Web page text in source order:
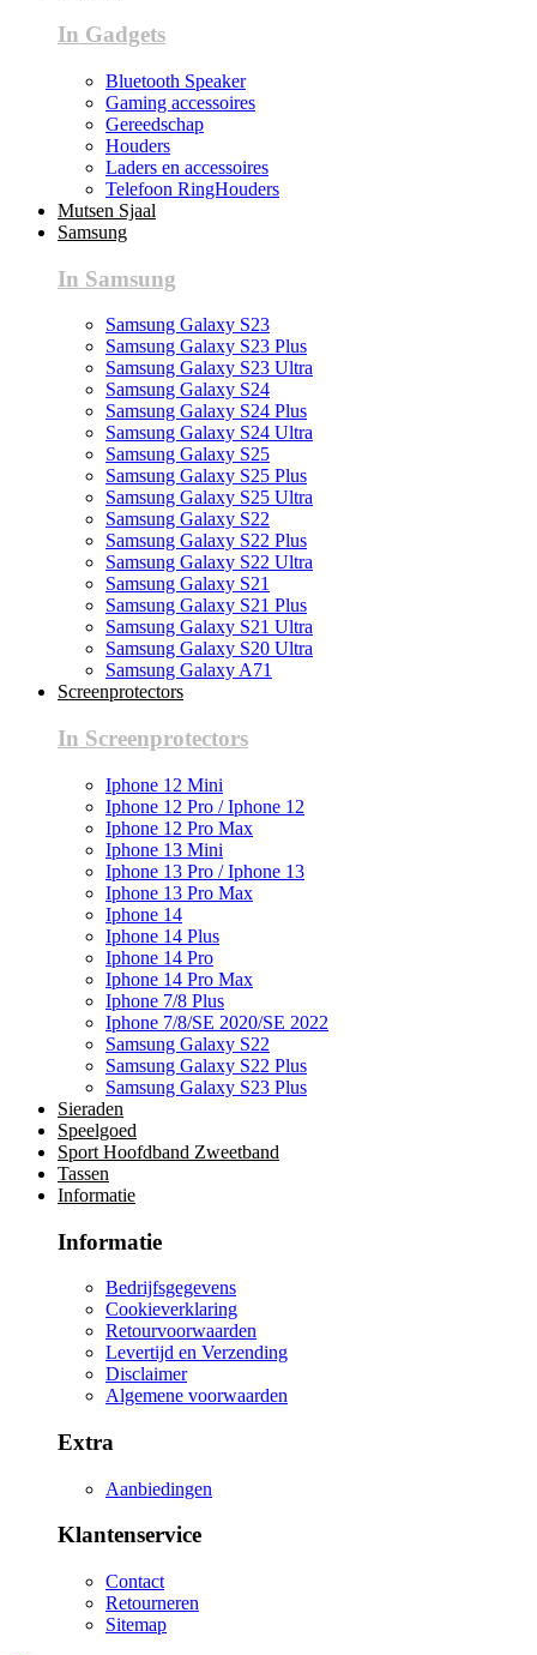
In Gadgets
Bluetooth Speaker
Gaming accessoires
Gereedschap
Houders
Laders en accessoires
Telefoon RingHouders
Mutsen Sjaal
Samsung
In Samsung
Samsung Galaxy S23
Samsung Galaxy S23 Plus
Samsung Galaxy S23 Ultra
Samsung Galaxy S24
Samsung Galaxy S24 Plus
Samsung Galaxy S24 Ultra
Samsung Galaxy S25
Samsung Galaxy S25 Plus
Samsung Galaxy S25 Ultra
Samsung Galaxy S22
Samsung Galaxy S22 Plus
Samsung Galaxy S22 Ultra
Samsung Galaxy S21
Samsung Galaxy S21 Plus
Samsung Galaxy S21 Ultra
Samsung Galaxy S20 Ultra
Samsung Galaxy A71
Screenprotectors
In Screenprotectors
Iphone 12 Mini
Iphone 12 Pro / Iphone 12
Iphone 12 Pro Max
Iphone 13 Mini
Iphone 13 Pro / Iphone 13
Iphone 13 Pro Max
Iphone 14
Iphone 14 Plus
Iphone 14 Pro
Iphone 14 Pro Max
Iphone 7/8 Plus
Iphone 7/8/SE 2020/SE 2022
Samsung Galaxy S22
Samsung Galaxy S22 Plus
Samsung Galaxy S23 Plus
Sieraden
Speelgoed
Sport Hoofdband Zweetband
Tassen
Informatie
Informatie
Bedrijfsgegevens
Cookieverklaring
Retourvoorwaarden
Levertijd en Verzending
Disclaimer
Algemene voorwaarden
Extra
Aanbiedingen
Klantenservice
Contact
Retourneren
Sitemap